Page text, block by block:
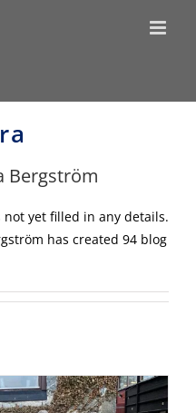
Bergström
not yet filled in any details.
has created 94 blog